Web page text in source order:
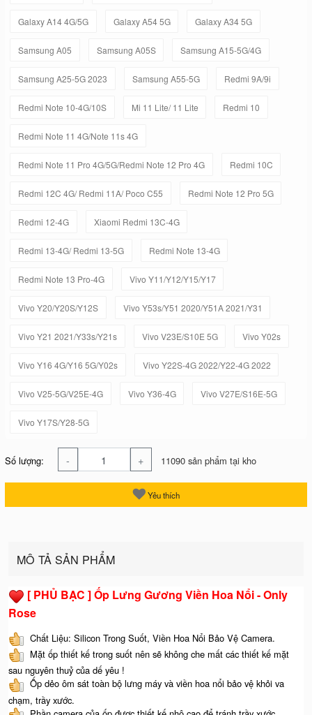
Galaxy A14 4G/5G Galaxy A54 5G Galaxy A34 5G
Samsung A05 Samsung A05S Samsung A15-5G/4G
Samsung A25-5G 2023 Samsung A55-5G Redmi 9A/9i
Redmi Note 10-4G/10S Mi 11 Lite/ 11 Lite Redmi 10
Redmi Note 11 4G/Note 11s 4G
Redmi Note 11 Pro 4G/5G/Redmi Note 12 Pro 4G Redmi 10C
Redmi 12C 4G/ Redmi 11A/ Poco C55 Redmi Note 12 Pro 5G
Redmi 12-4G Xiaomi Redmi 13C-4G
Redmi 13-4G/ Redmi 13-5G Redmi Note 13-4G
Redmi Note 13 Pro-4G Vivo Y11/Y12/Y15/Y17
Vivo Y20/Y20S/Y12S Vivo Y53s/Y51 2020/Y51A 2021/Y31
Vivo Y21 2021/Y33s/Y21s Vivo V23E/S10E 5G Vivo Y02s
Vivo Y16 4G/Y16 5G/Y02s Vivo Y22S-4G 2022/Y22-4G 2022
Vivo V25-5G/V25E-4G Vivo Y36-4G Vivo V27E/S16E-5G
Vivo Y17S/Y28-5G
Số lượng: - + 11090 sản phẩm tại kho
Yêu thích
MÔ TẢ SẢN PHẨM
[ PHỦ BẠC ] Ốp Lưng Gương Viền Hoa Nổi - Only
Rose
Chất Liệu: Silicon Trong Suốt, Viền Hoa Nổi Bảo Vệ Camera.
Mặt ốp thiết kế trong suốt nên sẽ không che mất các thiết kế mặt
sau nguyên thuỷ của dế yêu !
Ốp dẻo ôm sát toàn bộ lưng máy và viền hoa nổi bảo vệ khỏi va
chạm, trầy xước.